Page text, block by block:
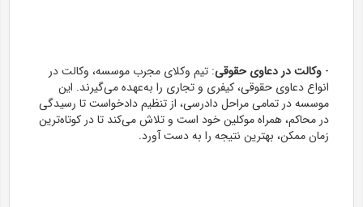
- وکالت در دعاوی حقوقی: تیم وکلای مجرب موسسه، وکالت در
انواع دعاوی حقوقی، کیفری و تجاری را به‌عهده می‌گیرند. این
موسسه در تمامی مراحل دادرسی، از تنظیم دادخواست تا رسیدگی
در محاکم، همراه موکلین خود است و تلاش می‌کند تا در کوتاه‌ترین
زمان ممکن، بهترین نتیجه را به دست آورد.